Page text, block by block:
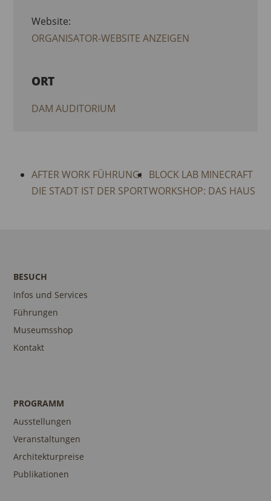
ORT
DAM AUDITORIUM
Website:
ORGANISATOR-WEBSITE ANZEIGEN
AFTER WORK FÜHRUNG:
DIE STADT IST DER SPORT
BLOCK LAB MINECRAFT
WORKSHOP: DAS HAUS
BESUCH
Infos und Services
Führungen
Museumsshop
Kontakt
PROGRAMM
Ausstellungen
Veranstaltungen
Architekturpreise
Publikationen